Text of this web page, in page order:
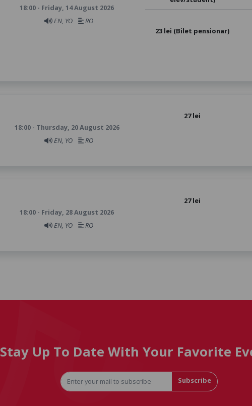
18:00 - Friday, 14 August 2026
EN, YO
RO
23 lei (Bilet pensionar)
18:00 - Thursday, 20 August 2026
EN, YO
RO
27 lei
18:00 - Friday, 28 August 2026
EN, YO
RO
27 lei
Stay Up To Date With Your Favorite
Subscribe